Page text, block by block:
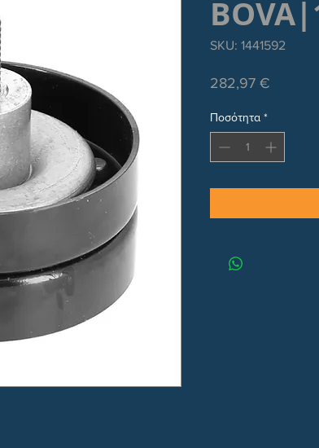
SKU: 1441592
282,97 €
Ποσότητα *